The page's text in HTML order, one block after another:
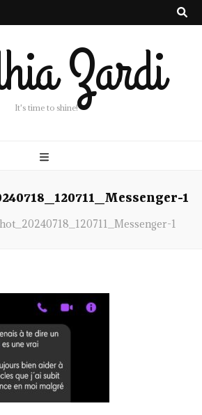
Zardi
It's time to shine!
1
1